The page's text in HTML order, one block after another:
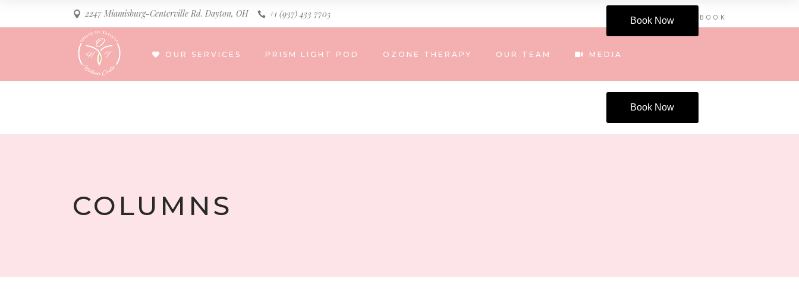
2247 Miamisburg-Centerville Rd. Dayton, OH +1 (937) 433 7705 INSTAGRAM FACEBOOK
OUR SERVICES PRISM LIGHT POD OZONE THERAPY OUR TEAM MEDIA
Book Now
Book Now
COLUMNS